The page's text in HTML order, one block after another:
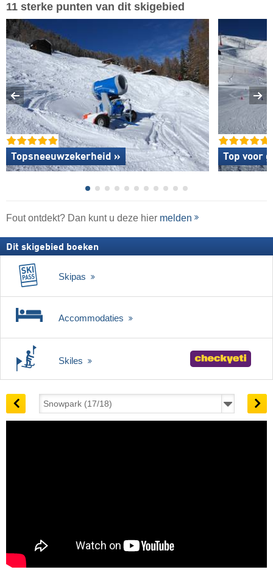
11 sterke punten van dit skigebied
Topsneeuwzekerheid » Top voor
Fout ontdekt? Dan kunt u deze hier melden
Dit skigebied boeken
Skipas
Accommodaties
Skiles